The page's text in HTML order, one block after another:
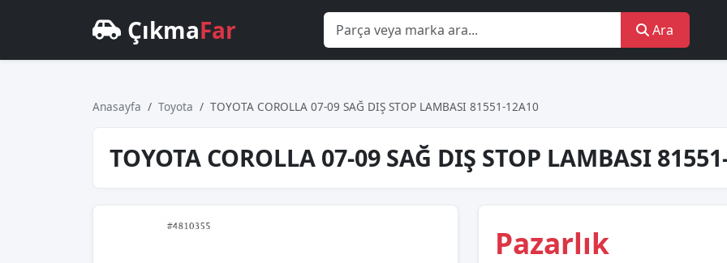
ÇıkmaFar Ara
Anasayfa Toyota TOYOTA COROLLA 07-09 SAĞ DIŞ STOP LAMBASI 81551-12A10
TOYOTA COROLLA 07-09 SAĞ DIŞ STOP LAMBASI
Pazarlık